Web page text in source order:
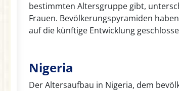
bestimmten Altersgruppe gibt,
Frauen. Bevölkerungspyramiden
auf die künftige Entwicklung
Nigeria
Der Altersaufbau in Nigeria, dem